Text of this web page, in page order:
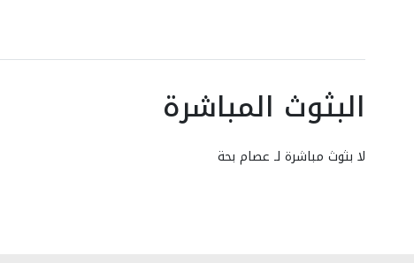
البثوث المباشرة
لا بثوث مباشرة لـ عصام بحة